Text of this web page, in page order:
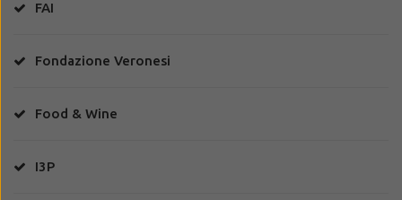
FAI
Fondazione Veronesi
Food & Wine
I3P